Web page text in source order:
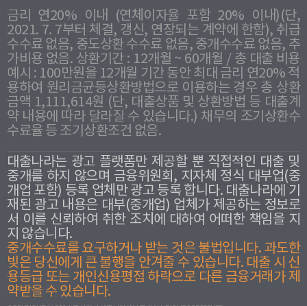
금리 연20% 이내 (연체이자율 포함 20% 이내)(단,
2021. 7. 7부터 체결, 갱신, 연장되는 계약에 한함), 취급
수수료 없음, 중도상환 수수료 없음, 중개수수료 없음, 추
가비용 없음. 상환기간 : 12개월 ~ 60개월 / 총 대출 비용
예시 : 100만원을 12개월 기간 동안 최대 금리 연20% 적
용하여 원리금균등상환방법으로 이용하는 경우 총 상환
금액 1,111,614원 (단, 대출상품 및 상환방법 등 대출계
약 내용에 따라 달라질 수 있습니다.) 채무의 조기상환수
수료율 등 조기상환조건 없음.
대출나라는 광고 플랫폼만 제공할 뿐 직접적인 대출 및
중개를 하지 않으며 금융위원회, 지자체 정식 대부업(중
개업 포함) 등록 업체만 광고 등록 합니다. 대출나라에 기
재된 광고 내용은 대부(중개업) 업체가 제공하는 정보로
서 이를 신뢰하여 취한 조치에 대하여 어떠한 책임을 지
지 않습니다.
중개수수료를 요구하거나 받는 것은 불법입니다. 과도한
빛은 당신에게 큰 불행을 안겨줄 수 있습니다. 대출 시 신
용등급 또는 개인신용평점 하락으로 다른 금융거래가 제
약받을 수 있습니다.